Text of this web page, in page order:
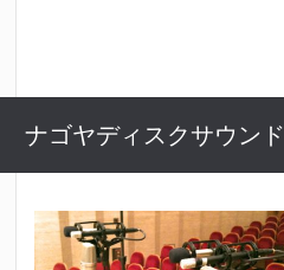
ナゴヤディスクサウンド